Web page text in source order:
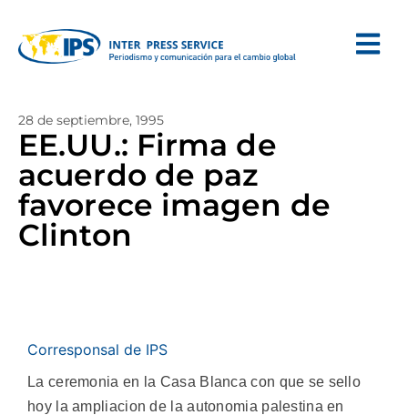
28 de septiembre, 1995
EE.UU.: Firma de
acuerdo de paz
favorece imagen de
Clinton
Corresponsal de IPS
La ceremonia en la Casa Blanca con que se sello
hoy la ampliacion de la autonomia palestina en